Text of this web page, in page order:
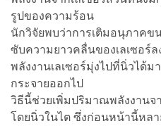
รูปของความร้อน
นักวิจัยพบว่าการเติมอนุภาค
ซับความยาวคลื่นของเลเซอร์
พลังงานเลเซอร์มุ่งไปที่นิ่วได้
กระจายออกไป
วิธีนี้ช่วยเพิ่มปริมาณพลังงานจ
โดยนิ่วในไต ซึ่งก่อนหน้านี้หล